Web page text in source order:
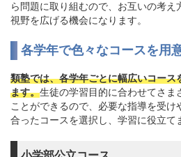
ら問題に取り組むので、お互いの考え
視野を広げる機会になります。
各学年で色々なコースを用
類塾では、各学年ごとに幅広いコース
ます。生徒の学習目的に合わせてさま
ことができるので、必要な指導を受け
合ったコースを選択し、学習に役立て